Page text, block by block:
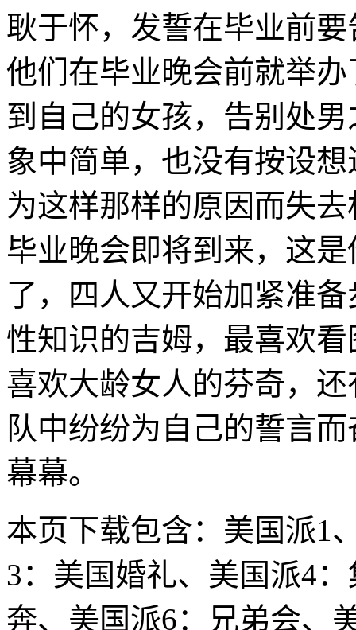
耿于怀，发誓在毕业前
他们在毕业晚会前就举
到自己的女孩，告别处
象中简单，也没有按设
为这样那样的原因而失
毕业晚会即将到来，这
了，四人又开始加紧准
性知识的吉姆，最喜欢
喜欢大龄女人的芬奇，
队中纷纷为自己的誓言
幕幕。
本页下载包含：美国派1
3：美国婚礼、美国派4
奔、美国派6：兄弟会、